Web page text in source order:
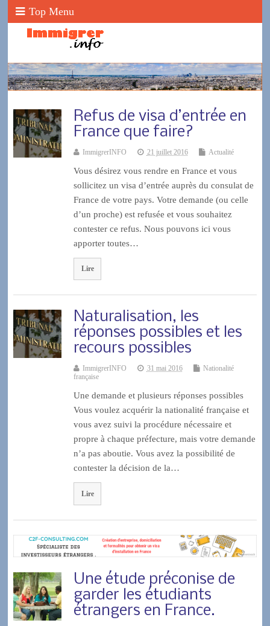
Top Menu
Refus de visa d’entrée en
France que faire?
ImmigrerINFO 21 juillet 2016 Actualité
Vous désirez vous rendre en France et vous
sollicitez un visa d’entrée auprès du consulat de
France de votre pays. Votre demande (ou celle
d’un proche) est refusée et vous souhaitez
contester ce refus. Nous pouvons ici vous
apporter toutes…
Lire
Naturalisation, les
réponses possibles et les
recours possibles
ImmigrerINFO 31 mai 2016
Nationalité
française
Une demande et plusieurs réponses possibles
Vous voulez acquérir la nationalité française et
vous avez suivi la procédure nécessaire et
propre à chaque préfecture, mais votre demande
n’a pas aboutie. Vous avez la possibilité de
contester la décision de la…
Lire
Une étude préconise de
garder les étudiants
étrangers en France.